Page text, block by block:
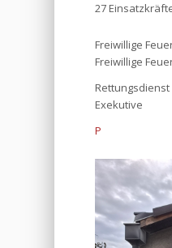
27
Freiwillige
Freiwillige
Rettungsdienst
Exekutive
P